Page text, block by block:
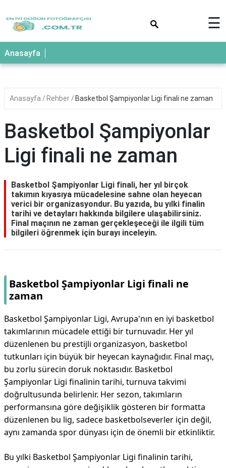
☰
Anasayfa
Anasayfa Rehber Basketbol Şampiyonlar Ligi finali ne zaman
Basketbol Şampiyonlar
Ligi finali ne zaman
Basketbol Şampiyonlar Ligi finali, her yıl birçok
takımın kıyasıya mücadelesine sahne olan heyecan
verici bir organizasyondur. Bu yazıda, bu yılki finalin
tarihi ve detayları hakkında bilgilere ulaşabilirsiniz.
Final maçının ne zaman gerçekleşeceği ile ilgili tüm
bilgileri öğrenmek için burayı inceleyin.
Basketbol Şampiyonlar Ligi finali ne
zaman
Basketbol Şampiyonlar Ligi, Avrupa'nın en iyi basketbol
takımlarının mücadele ettiği bir turnuvadır. Her yıl
düzenlenen bu prestijli organizasyon, basketbol
tutkunları için büyük bir heyecan kaynağıdır. Final maçı,
bu zorlu sürecin doruk noktasıdır. Basketbol
Şampiyonlar Ligi finalinin tarihi, turnuva takvimi
doğrultusunda belirlenir. Her sezon, takımların
performansına göre değişiklik gösteren bir formatta
düzenlenen bu lig, sadece basketbolseverler için değil,
aynı zamanda spor dünyası için de önemli bir etkinliktir.
Bu yılki Basketbol Şampiyonlar Ligi finalinin tarihi,